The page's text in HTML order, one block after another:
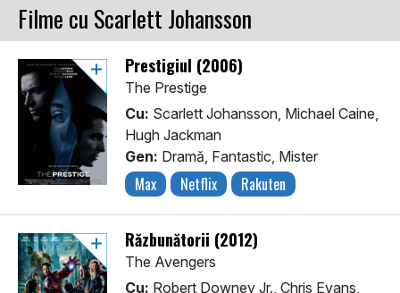
Filme cu Scarlett Johansson
Prestigiul (2006)
The Prestige
Cu: Scarlett Johansson, Michael Caine,
Hugh Jackman
Gen: Dramă, Fantastic, Mister
Max Netflix Rakuten
Răzbunătorii (2012)
The Avengers
Cu: Robert Downey Jr., Chris Evans,